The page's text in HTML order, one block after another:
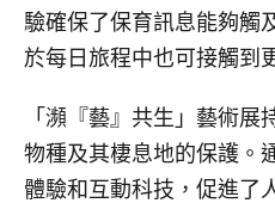
驗確保了保育訊息能夠觸
於每日旅程中也可接觸到
「瀕『藝』共生」藝術
物種及其棲息地的保護。
體驗和互動科技，促進了